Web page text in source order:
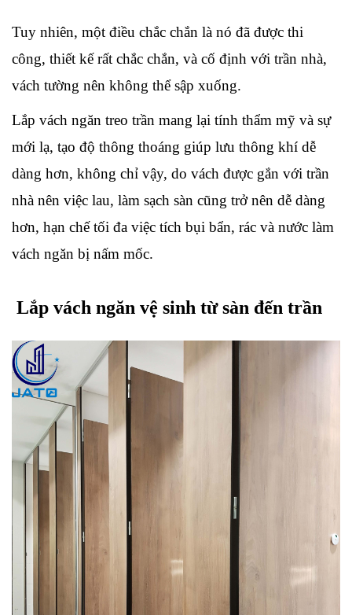
Tuy nhiên, một điều chắc chắn là nó đã được thi
công, thiết kế rất chắc chắn, và cố định với trần nhà,
vách tường nên không thể sập xuống.
Lắp vách ngăn treo trần mang lại tính thẩm mỹ và sự
mới lạ, tạo độ thông thoáng giúp lưu thông khí dễ
dàng hơn, không chỉ vậy, do vách được gắn với trần
nhà nên việc lau, làm sạch sàn cũng trở nên dễ dàng
hơn, hạn chế tối đa việc tích bụi bẩn, rác và nước làm
vách ngăn bị nấm mốc.
Lắp vách ngăn vệ sinh từ sàn đến trần